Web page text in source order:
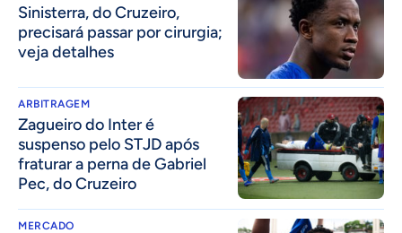
Sinisterra, do Cruzeiro,
precisará passar por cirurgia;
veja detalhes
ARBITRAGEM
Zagueiro do Inter é
suspenso pelo STJD após
fraturar a perna de Gabriel
Pec, do Cruzeiro
MERCADO